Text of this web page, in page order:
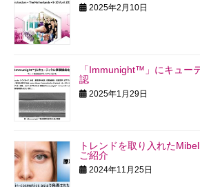
2025年2月10日
「Immunight™」にキュー
認
2025年1月29日
トレンドを取り入れた
ご紹介
2024年11月25日